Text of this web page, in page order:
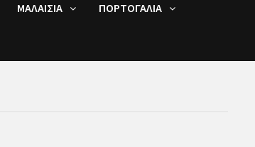
ΜΑΛΑΙΣΊΑ ΠΟΡΤΟΓΑΛΊΑ